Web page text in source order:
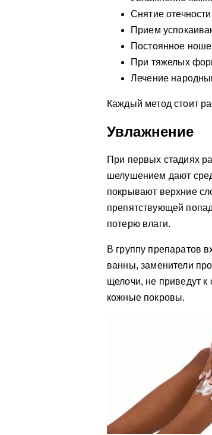
Снятие
Прием
Постоянное
При тяжелых
Лечение
Каждый метод стоит
Увлажнение
При первых стадиях
шелушением дают
покрывают верхние
препятствующей
потерю влаги.
В группу препаратов
ванны, заменители
щелочи, не приведут
кожные покровы.